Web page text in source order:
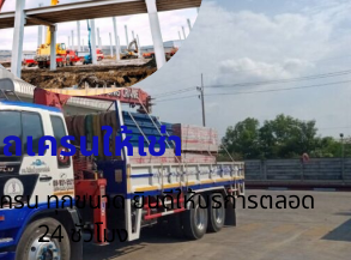
เครนให้เช่า
ครน ทุกขนาด ยินดีให้บริการตลอด
24 ชั่วโมง